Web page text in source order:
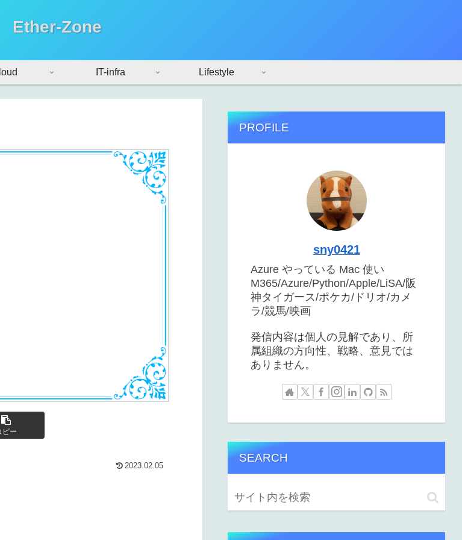
Ether-Zone
IT-infra Lifestyle
ピー
2023.02.05
PROFILE
sny0421
Azure やっている Mac 使い
M365/Azure/Python/Apple/LiSA/阪
神タイガース/ポケカ/ドリオ/カメ
ラ/競馬/映画
発信内容は個人の見解であり、所
属組織の方向性、戦略、意見では
ありません。
SEARCH